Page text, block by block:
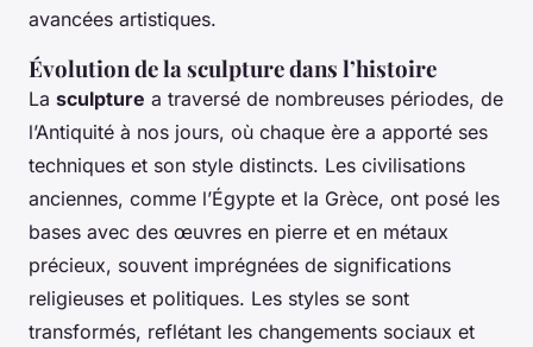
avancées artistiques.
Évolution de la sculpture dans l’histoire
La sculpture a traversé de nombreuses périodes, de
l’Antiquité à nos jours, où chaque ère a apporté ses
techniques et son style distincts. Les civilisations
anciennes, comme l’Égypte et la Grèce, ont posé les
bases avec des œuvres en pierre et en métaux
précieux, souvent imprégnées de significations
religieuses et politiques. Les styles se sont
transformés, reflétant les changements sociaux et